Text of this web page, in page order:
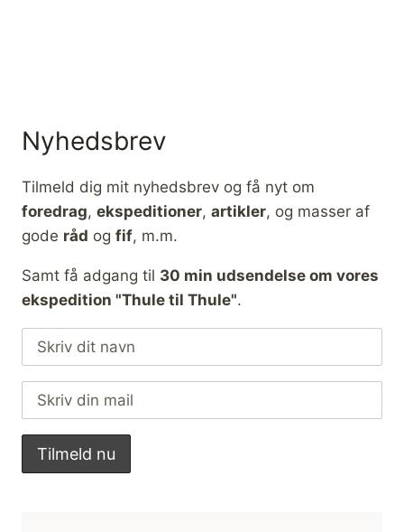
Nyhedsbrev
Tilmeld dig mit nyhedsbrev og få nyt om
foredrag, ekspeditioner, artikler, og masser af
gode råd og fif, m.m.
Samt få adgang til 30 min udsendelse om vores
ekspedition "Thule til Thule".